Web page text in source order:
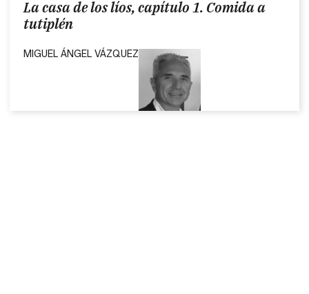
La casa de los líos, capítulo 1. Comida a
tutiplén
MIGUEL ÁNGEL VÁZQUEZ